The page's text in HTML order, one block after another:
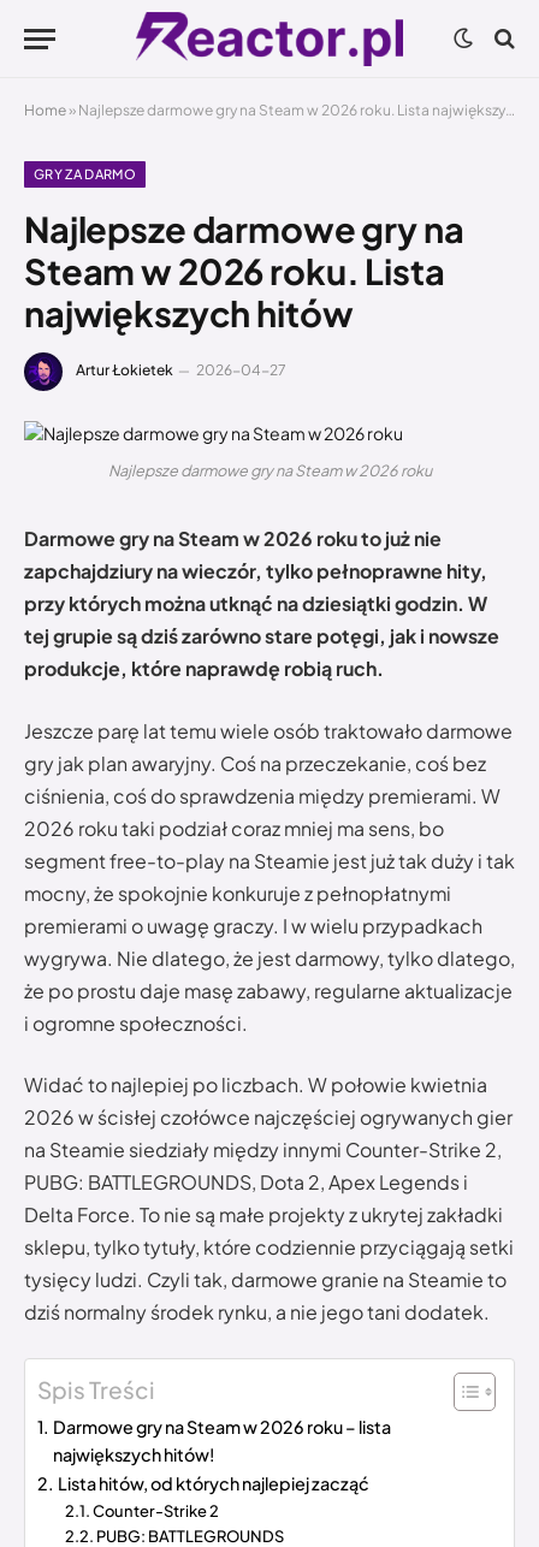
Home » Najlepsze darmowe gry na Steam w 2026 roku. Lista największych hitów
GRY ZA DARMO
Najlepsze darmowe gry na
Steam w 2026 roku. Lista
największych hitów
Artur Łokietek 2026-04-27
Najlepsze darmowe gry na Steam w 2026 roku
Darmowe gry na Steam w 2026 roku to już nie
zapchajdziury na wieczór, tylko pełnoprawne hity,
przy których można utknąć na dziesiątki godzin. W
tej grupie są dziś zarówno stare potęgi, jak i nowsze
produkcje, które naprawdę robią ruch.
Jeszcze parę lat temu wiele osób traktowało darmowe
gry jak plan awaryjny. Coś na przeczekanie, coś bez
ciśnienia, coś do sprawdzenia między premierami. W
2026 roku taki podział coraz mniej ma sens, bo
segment free-to-play na Steamie jest już tak duży i tak
mocny, że spokojnie konkuruje z pełnopłatnymi
premierami o uwagę graczy. I w wielu przypadkach
wygrywa. Nie dlatego, że jest darmowy, tylko dlatego,
że po prostu daje masę zabawy, regularne aktualizacje
i ogromne społeczności.
Widać to najlepiej po liczbach. W połowie kwietnia
2026 w ścisłej czołówce najczęściej ogrywanych gier
na Steamie siedziały między innymi Counter-Strike 2,
PUBG: BATTLEGROUNDS, Dota 2, Apex Legends i
Delta Force. To nie są małe projekty z ukrytej zakładki
sklepu, tylko tytuły, które codziennie przyciągają setki
tysięcy ludzi. Czyli tak, darmowe granie na Steamie to
dziś normalny środek rynku, a nie jego tani dodatek.
Spis Treści
Darmowe gry na Steam w 2026 roku – lista
największych hitów!
Lista hitów, od których najlepiej zacząć
Counter-Strike 2
PUBG: BATTLEGROUNDS